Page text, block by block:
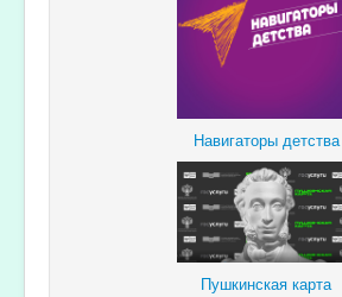
Навигаторы детства
Пушкинская карта